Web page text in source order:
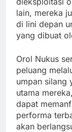
lain, mereka
di lini depan
yang dibuat
Orol Nukus
peluang
umpan silang
utama
dapat
performa
akan